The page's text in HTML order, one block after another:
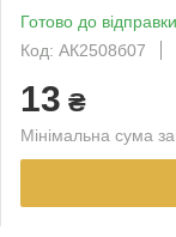
Готово до відправки
Код: АК2508б07
13 ₴
Мінімальна сума